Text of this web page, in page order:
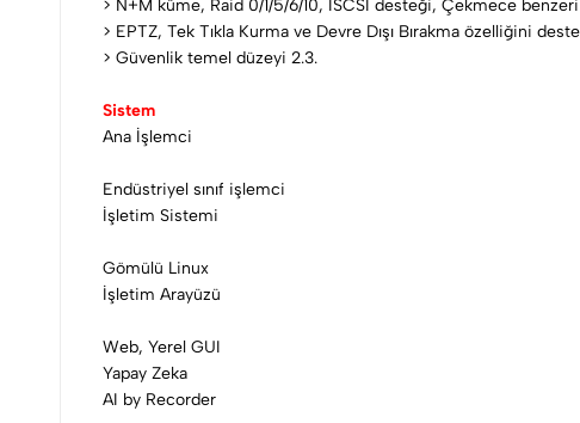
> N+M küme, Raid 0/1/5/6/10, ISCSI desteği, Çekmece benzeri
> EPTZ, Tek Tıkla Kurma ve Devre Dışı Bırakma özelliğini
> Güvenlik temel düzeyi 2.3.
Sistem
Ana İşlemci
Endüstriyel sınıf işlemci
İşletim Sistemi
Gömülü Linux
İşletim Arayüzü
Web, Yerel GUI
Yapay Zeka
AI by Recorder